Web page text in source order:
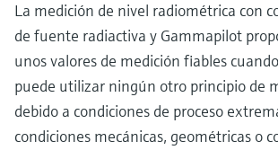
La medición de nivel radiométrica con
de fuente radiactiva y Gammapilot
unos valores de medición fiables
puede utilizar ningún otro principio de
debido a condiciones de proceso
condiciones mecánicas, geométricas o